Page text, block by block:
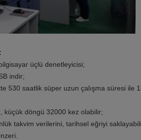
üçlü denetleyicisi;
indir;
530 saatlik süper uzun çalışma süresi ile
küçük döngü 32000 kez olabilir;
takvim verilerini, tarihsel eğriyi